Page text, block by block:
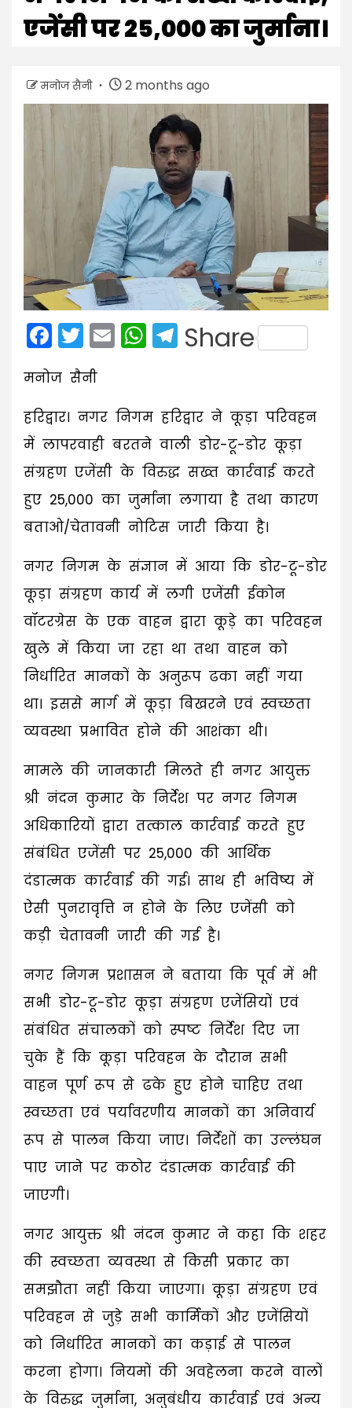
एजेंसी पर ₹25,000 का जुर्माना।
मनोज सैनी 2 months ago
Facebook
Twitter
EmailWhatsApp
Telegram
Share
मनोज सैनी
हरिद्वार। नगर निगम हरिद्वार ने कूड़ा परिवहन
में लापरवाही बरतने वाली डोर-टू-डोर कूड़ा
संग्रहण एजेंसी के विरुद्ध सख्त कार्रवाई करते
हुए ₹25,000 का जुर्माना लगाया है तथा कारण
बताओ/चेतावनी नोटिस जारी किया है।
नगर निगम के संज्ञान में आया कि डोर-टू-डोर
कूड़ा संग्रहण कार्य में लगी एजेंसी ईकोन
वॉटरग्रेस के एक वाहन द्वारा कूड़े का परिवहन
खुले में किया जा रहा था तथा वाहन को
निर्धारित मानकों के अनुरूप ढका नहीं गया
था। इससे मार्ग में कूड़ा बिखरने एवं स्वच्छता
व्यवस्था प्रभावित होने की आशंका थी।
मामले की जानकारी मिलते ही नगर आयुक्त
श्री नंदन कुमार के निर्देश पर नगर निगम
अधिकारियों द्वारा तत्काल कार्रवाई करते हुए
संबंधित एजेंसी पर ₹25,000 की आर्थिक
दंडात्मक कार्रवाई की गई। साथ ही भविष्य में
ऐसी पुनरावृत्ति न होने के लिए एजेंसी को
कड़ी चेतावनी जारी की गई है।
नगर निगम प्रशासन ने बताया कि पूर्व में भी
सभी डोर-टू-डोर कूड़ा संग्रहण एजेंसियों एवं
संबंधित संचालकों को स्पष्ट निर्देश दिए जा
चुके हैं कि कूड़ा परिवहन के दौरान सभी
वाहन पूर्ण रूप से ढके हुए होने चाहिए तथा
स्वच्छता एवं पर्यावरणीय मानकों का अनिवार्य
रूप से पालन किया जाए। निर्देशों का उल्लंघन
पाए जाने पर कठोर दंडात्मक कार्रवाई की
जाएगी।
नगर आयुक्त श्री नंदन कुमार ने कहा कि शहर
की स्वच्छता व्यवस्था से किसी प्रकार का
समझौता नहीं किया जाएगा। कूड़ा संग्रहण एवं
परिवहन से जुड़े सभी कार्मिकों और एजेंसियों
को निर्धारित मानकों का कड़ाई से पालन
करना होगा। नियमों की अवहेलना करने वालों
के विरुद्ध जुर्माना, अनुबंधीय कार्रवाई एवं अन्य